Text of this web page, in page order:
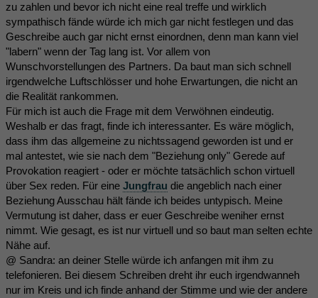
zu zahlen und bevor ich nicht eine real treffe und wirklich
sympathisch fände würde ich mich gar nicht festlegen und das
Geschreibe auch gar nicht ernst einordnen, denn man kann viel
"labern" wenn der Tag lang ist. Vor allem von
Wunschvorstellungen des Partners. Da baut man sich schnell
irgendwelche Luftschlösser und hohe Erwartungen, die nicht an
die Realität rankommen.
Für mich ist auch die Frage mit dem Verwöhnen eindeutig.
Weshalb er das fragt, finde ich interessanter. Es wäre möglich,
dass ihm das allgemeine zu nichtssagend geworden ist und er
mal antestet, wie sie nach dem "Beziehung only" Gerede auf
Provokation reagiert - oder er möchte tatsächlich schon virtuell
über Sex reden. Für eine Jungfrau die angeblich nach einer
Beziehung Ausschau hält fände ich beides untypisch. Meine
Vermutung ist daher, dass er euer Geschreibe weniher ernst
nimmt. Wie gesagt, es ist nur virtuell und so baut man selten echte
Nähe auf.
@ Sandra: an deiner Stelle würde ich anfangen mit ihm zu
telefonieren. Bei diesem Schreiben dreht ihr euch irgendwanneh
nur im Kreis und ich finde anhand der Stimme und wie der andere